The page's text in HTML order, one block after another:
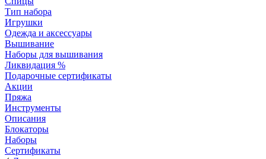
Тип набора
Игрушки
Одежда и аксессуары
Вышивание
Наборы для вышивания
Ликвидация %
Подарочные сертификаты
Акции
Пряжа
Инструменты
Описания
Блокаторы
Наборы
Сертификаты